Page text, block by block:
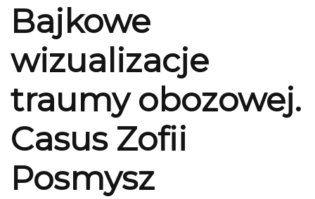
Bajkowe
wizualizacje
traumy obozowej.
Casus Zofii
Posmysz